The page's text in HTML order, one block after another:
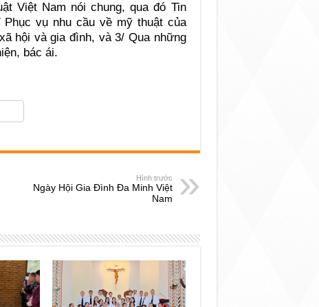
Việt Nam nói chung, qua đó Tin
vụ nhu cầu về mỹ thuật của
hội và gia đình, và 3/ Qua những
bác ái.
Hình trước
Ngày Hội Gia Đình Đa Minh Việt
Nam